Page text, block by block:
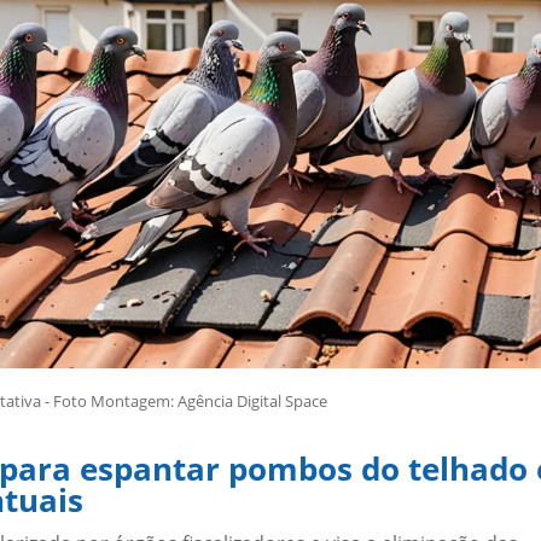
- Foto Montagem: Agência Digital Space
espantar pombos do telhado